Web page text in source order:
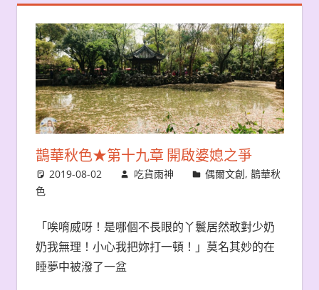
鵲華秋色★第十九章 開啟婆媳之爭
2019-08-02 吃貨雨神 偶爾文創,鵲華秋
色
「唉唷威呀！是哪個不長眼的丫鬟居然敢對少奶
奶我無理！小心我把妳打一頓！」莫名其妙的在
睡夢中被潑了一盆